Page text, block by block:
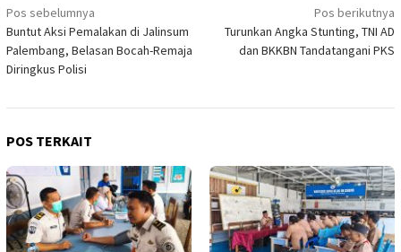
Navigasi
pos
Pos sebelumnya
Buntut Aksi Pemalakan di Jalinsum
Palembang, Belasan Bocah-Remaja
Diringkus Polisi
Pos berikutnya
Turunkan Angka Stunting, TNI AD
dan BKKBN Tandatangani PKS
POS TERKAIT